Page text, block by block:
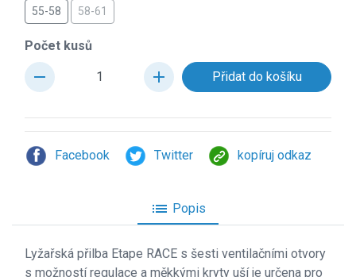
55-58 58-61
Počet kusů
remove add
Facebook Twitter kopíruj odkaz
list Popis
Lyžařská přilba Etape RACE s šesti ventilačními otvory
s možností regulace a měkkými kryty uší je určena pro